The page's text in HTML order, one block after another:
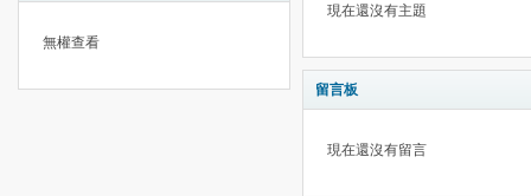
無權查看
現在還沒有主題
留言板
現在還沒有留言